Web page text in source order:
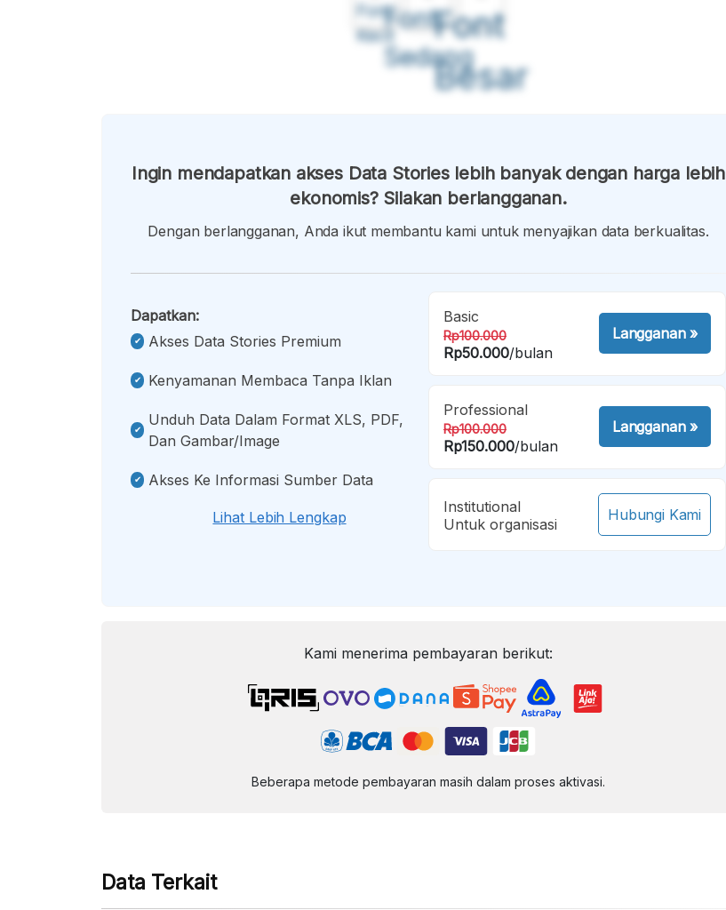
Font
Kecil
Font
Sedang
Font
Besar
Ingin mendapatkan akses Data Stories lebih banyak dengan harga lebih
ekonomis? Silakan berlangganan.
Dengan berlangganan, Anda ikut membantu kami untuk menyajikan data berkualitas.
Dapatkan:
Akses Data Stories Premium
Kenyamanan Membaca Tanpa Iklan
Unduh Data Dalam Format XLS, PDF,
Dan Gambar/image
Akses Ke Informasi Sumber Data
Lihat Lebih Lengkap
Basic
Rp100.000
Rp50.000/bulan
Langganan»
Professional
Rp100.000
Rp150.000/bulan
Langganan»
Institutional
Untuk organisasi
Hubungi Kami
Kami menerima pembayaran berikut:
Beberapa metode pembayaran masih dalam proses aktivasi.
Data Terkait